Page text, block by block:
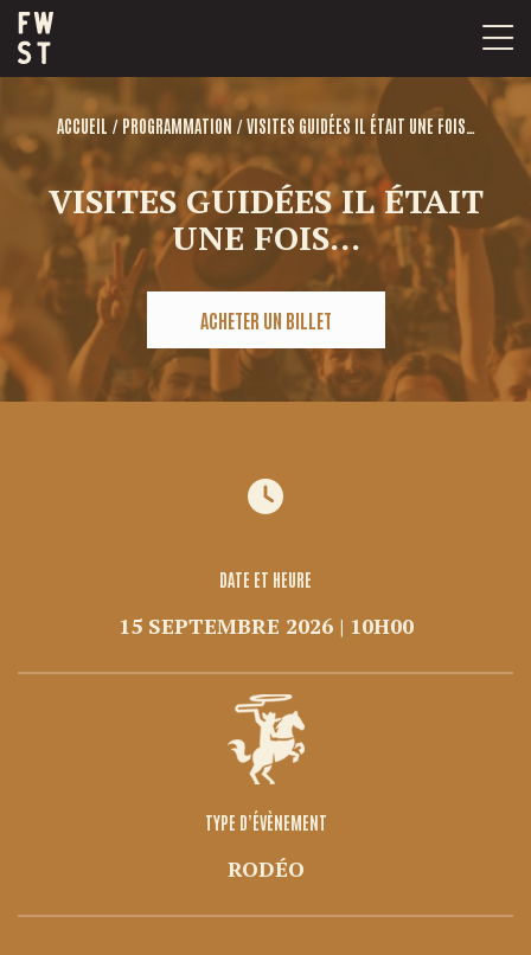
Passer
au
contenu
ACCUEIL /PROGRAMMATION /VISITES GUIDÉES IL ÉTAIT UNE FOIS…
VISITES GUIDÉES IL ÉTAIT
UNE FOIS…
ACHETER UN BILLET
DATE ET HEURE
15 SEPTEMBRE 2026 | 10H00
TYPE D’ÉVÈNEMENT
RODÉO